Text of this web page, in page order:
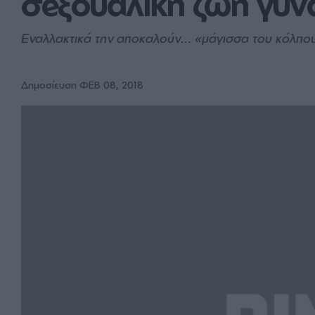
Εναλλακτικά την αποκαλούν... «μάγισσα του
Δημοσίευση ΦΕΒ 08, 2018